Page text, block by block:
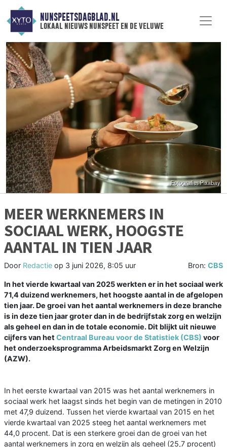
NUNSPEETSDAGBLAD.NL
lokaal nieuws nunspeet en de veluwe
MEER WERKNEMERS IN
SOCIAAL WERK, HOOGSTE
AANTAL IN TIEN JAAR
Door Redactie op 3 juni 2026, 8:05 uur Bron: CBS
In het vierde kwartaal van 2025 werkten er in het sociaal werk
71,4 duizend werknemers, het hoogste aantal in de afgelopen
tien jaar. De groei van het aantal werknemers in deze branche
is in deze tien jaar groter dan in de bedrijfstak zorg en welzijn
als geheel en dan in de totale economie. Dit blijkt uit nieuwe
cijfers van het Centraal Bureau voor de Statistiek (CBS) voor
het onderzoeksprogramma Arbeidsmarkt Zorg en Welzijn
(AZW).
In het eerste kwartaal van 2015 was het aantal werknemers in
sociaal werk het laagst sinds het begin van de metingen in 2010
met 47,9 duizend. Tussen het vierde kwartaal van 2015 en het
vierde kwartaal van 2025 steeg het aantal werknemers met
44,0 procent. Dat is een sterkere groei dan de groei van het
aantal werknemers in zorg en welzijn als geheel (25,7 procent)